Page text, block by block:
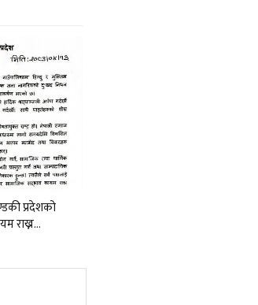
प्रदेशको
राख्न…